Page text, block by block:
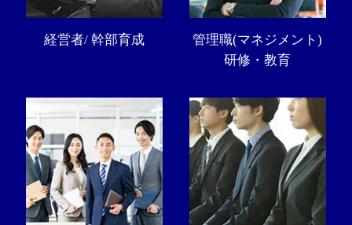
経営者/ 幹部育成
管理職(マネジメント)
研修・教育